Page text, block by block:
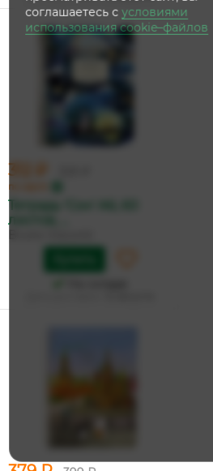
312 ₽
по карте
Тетрадь 'Сон' А6, 60
листов, ...
соглашаетесь сусловиями
использования cookie–файлов